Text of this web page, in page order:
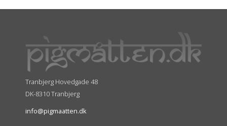
Tranbjerg Hovedgade 48
DK-8310 Tranbjerg
info@pigmaatten.dk